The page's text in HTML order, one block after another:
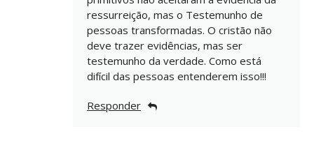
ressurreição, mas o Testemunho de
pessoas transformadas. O cristão não
deve trazer evidências, mas ser
testemunho da verdade. Como está
difícil das pessoas entenderem isso!!!
Responder